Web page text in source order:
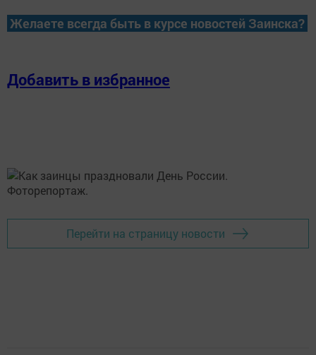
Желаете всегда быть в курсе новостей Заинска?
Добавить в избранное
Перейти на страницу новости